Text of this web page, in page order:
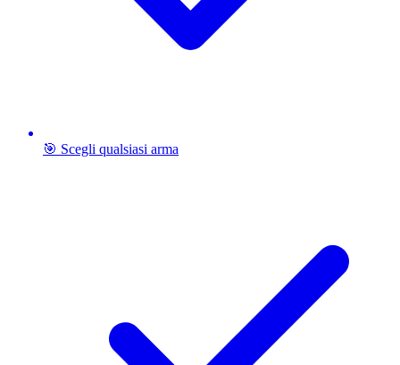
🎯 Scegli qualsiasi arma